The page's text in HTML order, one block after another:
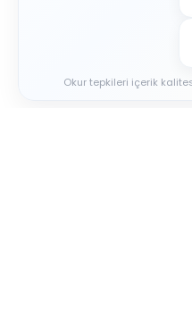
Okur tepkileri içerik